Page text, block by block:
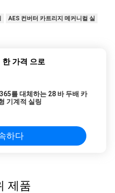
AES 컨버터 카트리지 메커니컬 실
한 가격 으로
를 대체하는 28 바 두배 카
기계적 실링
하다
제품